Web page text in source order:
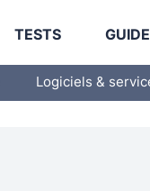
TESTS
Logiciels &